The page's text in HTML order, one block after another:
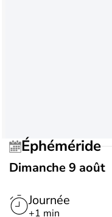
Éphéméride
Dimanche 9 août
Journée
+1 min